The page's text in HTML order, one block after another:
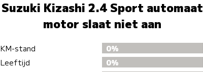
Suzuki Kizashi 2.4 Sport automaat
motor slaat niet aan
KM-stand
0%
Leeftijd
0%